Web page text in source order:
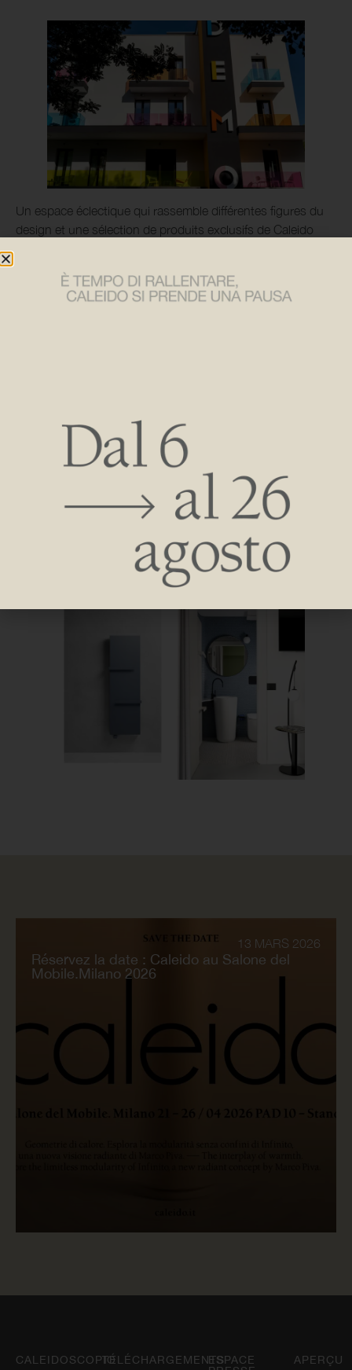
Un espace éclectique qui rassemble différentes figures du
design et une sélection de produits exclusifs de Caleido
À partir de la récupération d’une maison d’hôtes locale
désaffectée, le projet a impliqué dix cabinets d’architectes
structures qui étaient à la base de l’industrie touristique de
Rimini, mais qui doivent aujourd’hui être repensées pour
rester compétitives.
Une expérience unique – il n’existe aucun autre exemple de
ce type en Italie – qui vise à être une attraction dans la
l’établissement soit une aventure émotionnelle et
expérientielle grâce à son originalité.
13 MARS 2026
Réservez la date : Caleido au Salone del
Mobile.Milano 2026
CALEIDOSCOPIOTÉLÉCHARGEMENTSESPACE
APERÇU